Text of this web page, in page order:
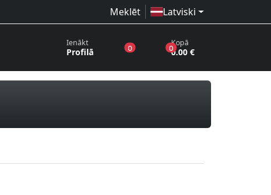
Meklēt Latviski
Ienākt
Profilā 0produkti vēlmju sarakstā
0produkti grozā
Kopā
0.00 €